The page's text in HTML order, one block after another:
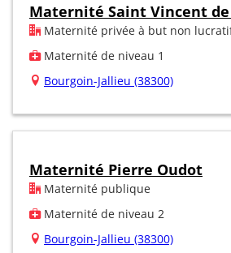
Maternité Saint Vincent de
Maternité privée à but non
Maternité de niveau 1
Bourgoin-Jallieu (38300)
Maternité Pierre Oudot
Maternité publique
Maternité de niveau 2
Bourgoin-Jallieu (38300)